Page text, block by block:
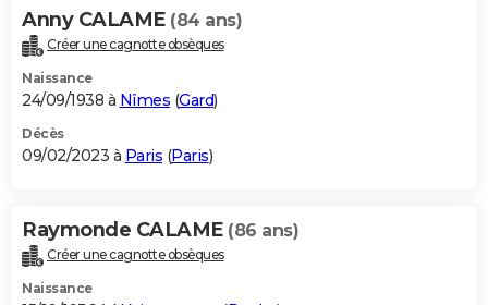
Anny CALAME (84 ans)
Créer une cagnotte obsèques
Naissance
24/09/1938 à Nîmes (Gard)
Décès
09/02/2023 à Paris (Paris)
Raymonde CALAME (86 ans)
Créer une cagnotte obsèques
Naissance